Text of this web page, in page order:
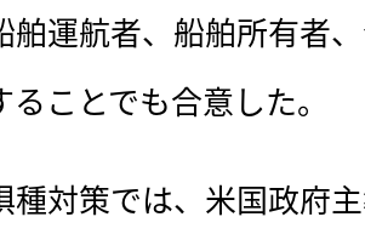
舶運航者、船舶所有者
ことでも合意した。
対策では、米国政府